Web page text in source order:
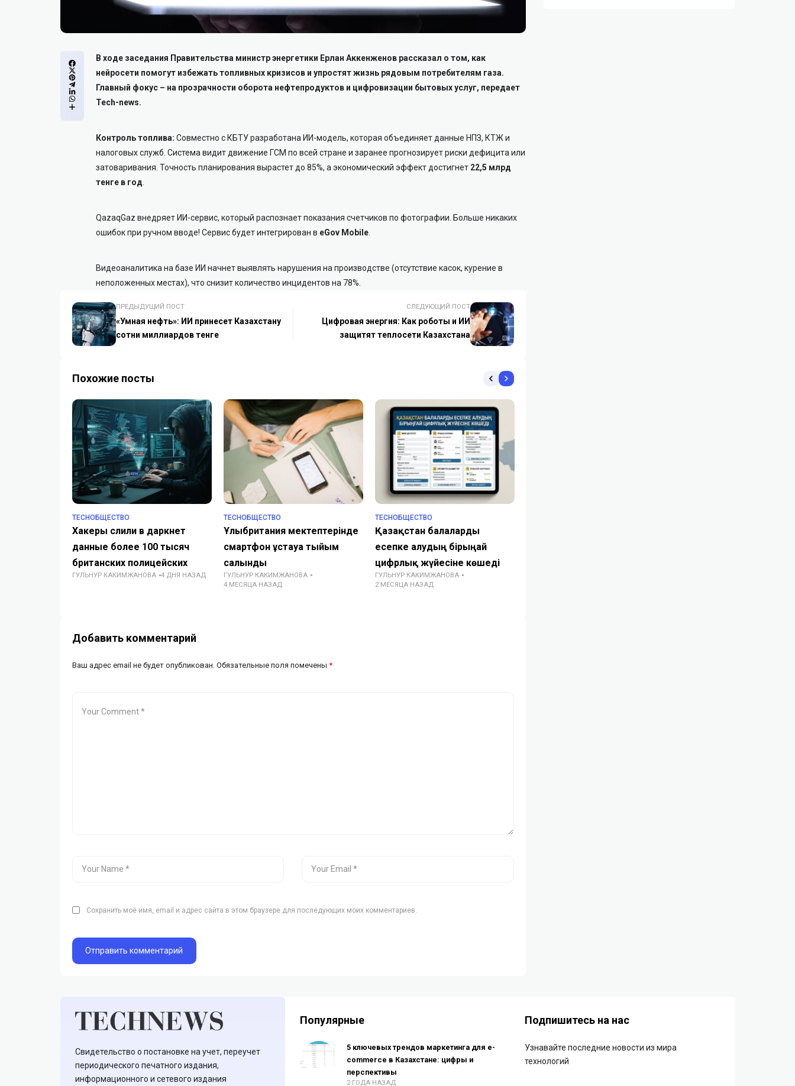
В ходе заседания Правительства министр энергетики Ерлан Аккенженов рассказал о том, как
нейросети помогут избежать топливных кризисов и упростят жизнь рядовым потребителям газа.
Главный фокус – на прозрачности оборота нефтепродуктов и цифровизации бытовых услуг, передает
Tech-news.
Контроль топлива: Совместно с КБТУ разработана ИИ-модель, которая объединяет данные НПЗ, КТЖ и
налоговых служб. Система видит движение ГСМ по всей стране и заранее прогнозирует риски дефицита или
затоваривания. Точность планирования вырастет до 85%, а экономический эффект достигнет 22,5 млрд
тенге в год
QazaqGaz внедряет ИИ-сервис, который распознает показания счетчиков по фотографии. Больше никаких
ошибок при ручном вводе! Сервис будет интегрирован в eGov Mobile
Видеоаналитика на базе ИИ начнет выявлять нарушения на производстве (отсутствие касок, курение в
неположенных местах), что снизит количество инцидентов на 78%.
ПРЕДЫДУЩИЙ ПОСТ
«Умная нефть»: ИИ принесет Казахстану
сотни миллиардов тенге
СЛЕДУЮЩИЙ ПОСТ
Цифровая энергия: Как роботы и ИИ
защитят теплосети Казахстана
Похожие посты
TECHОБЩЕСТВО
Хакеры слили в даркнет
данные более 100 тысяч
британских полицейских
ГУЛЬНУР КАКИМЖАНОВА 4 ДНЯ НАЗАД
TECHОБЩЕСТВО
Ұлыбритания мектептерінде
смартфон ұстауға тыйым
салынды
ГУЛЬНУР КАКИМЖАНОВА
4 МЕСЯЦА НАЗАД
TECHОБЩЕСТВО
Қазақстан балаларды
есепке алудың бірыңғай
цифрлық жүйесіне көшеді
ГУЛЬНУР КАКИМЖАНОВА
2 МЕСЯЦА НАЗАД
Добавить комментарий
Ваш адрес email не будет опубликован. Обязательные поля помечены *
Сохранить моё имя, email и адрес сайта в этом браузере для последующих моих комментариев.
Свидетельство о постановке на учет, переучет
периодического печатного издания,
информационного и сетевого издания
Популярные
5 ключевых трендов маркетинга для e-
commerce в Казахстане: цифры и
перспективы
2 ГОДА НАЗАД
Подпишитесь на нас
Узнавайте последние новости из мира
технологий